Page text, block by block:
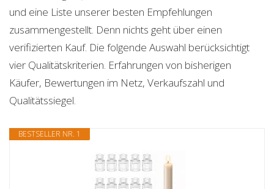
und eine Liste unserer besten Empfehlungen
zusammengestellt. Denn nichts geht über einen
verifizierten Kauf. Die folgende Auswahl berücksichtigt
vier Qualitätskriterien. Erfahrungen von bisherigen
Käufer, Bewertungen im Netz, Verkaufszahl und
Qualitätssiegel.
BESTSELLER NR. 1